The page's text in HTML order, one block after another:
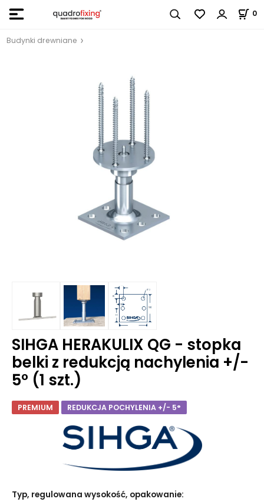
0
Budynki drewniane
SIHGA HERAKULIX QG - stopka
belki z redukcją nachylenia +/-
5° (1 szt.)
PREMIUM REDUKCJA POCHYLENIA +/- 5°
Typ, regulowana wysokość, opakowanie: